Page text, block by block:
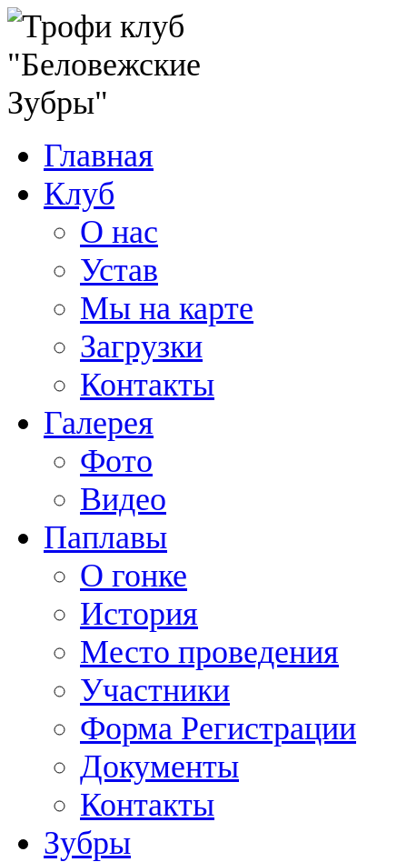
Главная
Клуб
О нас
Устав
Мы на карте
Загрузки
Контакты
Галерея
Фото
Видео
Паплавы
О гонке
История
Место проведения
Участники
Форма Регистрации
Документы
Контакты
Зубры